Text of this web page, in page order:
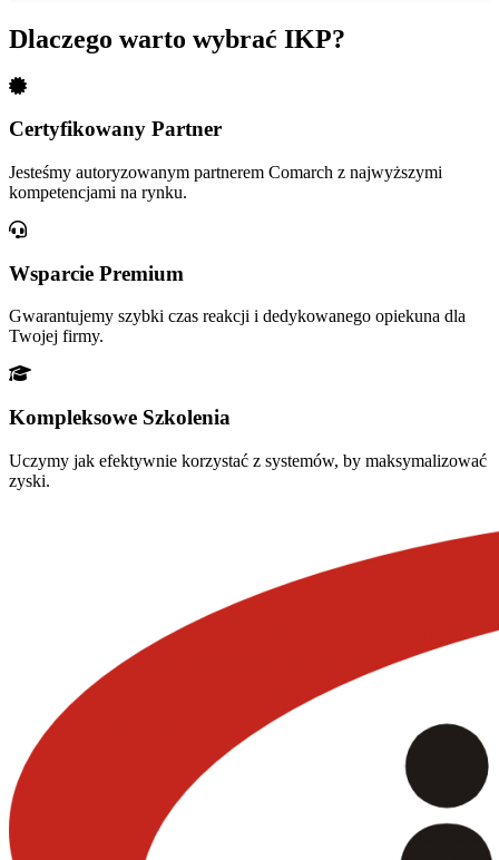
Dlaczego warto wybrać IKP?
Certyfikowany Partner
Jesteśmy autoryzowanym partnerem Comarch z najwyższymi
kompetencjami na rynku.
Wsparcie Premium
Gwarantujemy szybki czas reakcji i dedykowanego opiekuna dla
Twojej firmy.
Kompleksowe Szkolenia
Uczymy jak efektywnie korzystać z systemów, by maksymalizować
zyski.